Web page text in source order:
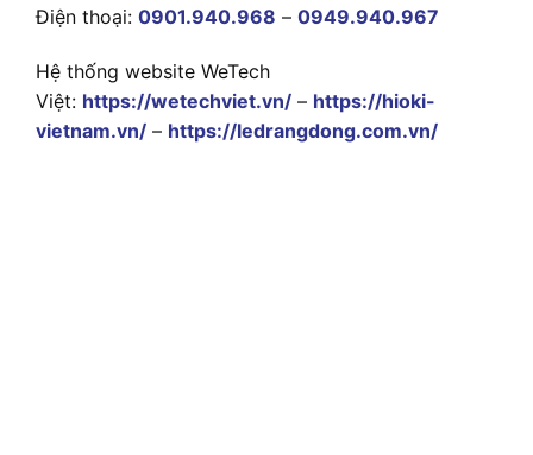
Điện thoại: 0901.940.968 – 0949.940.967
Hệ thống website WeTech
Việt: https://wetechviet.vn/ – https://hioki-
vietnam.vn/ – https://ledrangdong.com.vn/